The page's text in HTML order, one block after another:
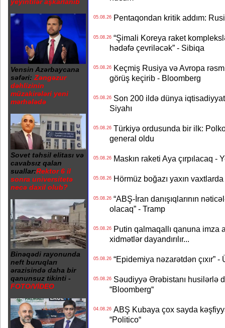
yeyintilər aşkarlanıb
Vensin Azərbaycana
səfəri: Zəngəzur
dəhlizinin
müzakirələri yeni
mərhələdə
Sovet təhsil elitası və
cavabsız qalan
suallar:Rektor 6 il
sonra universitetə
necə daxil olub?
Binəqədi rayonunda
neft buruqları
ərazisində daha bir
qanunsuz tikinti -
FOTO/VİDEO
05.08.26Pentaqondan kritik addım:
05.08.26“Şimali Koreya raket
hədəfə çevriləcək” - Sibiqa
05.08.26Keçmiş Rusiya və Avropa
görüş keçirib - Bloomberg
05.08.26Son 200 ildə dünya
Siyahı
05.08.26Türkiyə ordusunda bir ilk:
general oldu
05.08.26Maskın raketi Aya çırpılacaq -
05.08.26Hörmüz boğazı yaxın
05.08.26“ABŞ-İran danışıqlarının
olacaq” - Tramp
05.08.26Putin qalmaqallı qanuna imza
xidmətlər dayandırılır...
05.08.26“Epidemiya nəzarətdən çıxır” -
05.08.26Səudiyyə Ərəbistanı husilərlə
“Bloomberg“
04.08.26ABŞ Kubaya çox sayda
“Politico“